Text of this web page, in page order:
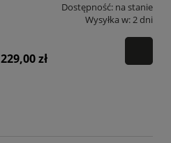
Dostępność: na stanie
Wysyłka w:2 dni
229,00 zł